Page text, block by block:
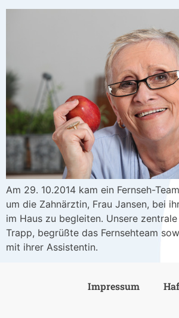
Am 29. 10.2014 kam ein Fernseh-
um die Zahnärztin, Frau Jansen, bei
im Haus zu begleiten. Unsere
Trapp, begrüßte das Fernsehteam
mit ihrer Assistentin.
Impressum